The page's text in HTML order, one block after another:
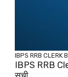
IBPS RRB CLERK
IBPS RRB